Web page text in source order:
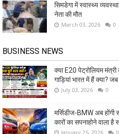
सिमडेगा में स्वास्थ्य
नेता की मौत
March 03, 2026 0
BUSINESS NEWS
क्या E20 पेट्रोलियम मंत्री
गाड़ियां भारत में हैं क्या? जब
July 03, 2026 0
मर्सिडीज-BMW अब होंगी
कारों का सपनाहोने वाला है
January 25, 2026 0